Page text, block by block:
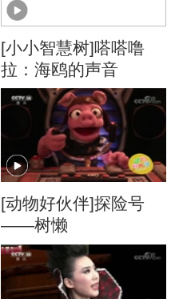
[小小智慧树]嗒嗒噜
拉：海鸥的声音
[动物好伙伴]探险号
——树懒